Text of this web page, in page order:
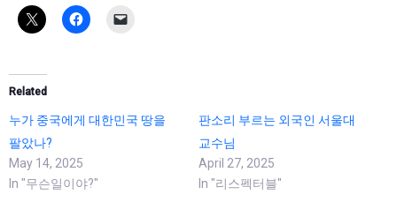
Related
누가 중국에게 대한민국 땅을
팔았나?
May 14, 2025
In "무슨일이야?"
판소리 부르는 외국인 서울대
교수님
April 27, 2025
In "리스펙터블"